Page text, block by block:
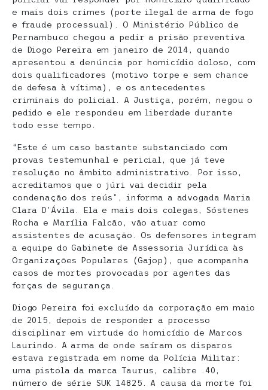
e mais dois crimes (porte ilegal de arma de fogo
e fraude processual). O Ministério Público de
Pernambuco chegou a pedir a prisão preventiva
de Diogo Pereira em janeiro de 2014, quando
apresentou a denúncia por homicídio doloso, com
dois qualificadores (motivo torpe e sem chance
de defesa à vítima), e os antecedentes
criminais do policial. A Justiça, porém, negou o
pedido e ele respondeu em liberdade durante
todo esse tempo.
“Este é um caso bastante substanciado com
provas testemunhal e pericial, que já teve
resolução no âmbito administrativo. Por isso,
acreditamos que o júri vai decidir pela
condenação dos reús”, informa a advogada Maria
Clara D’Ávila. Ela e mais dois colegas, Sóstenes
Rocha e Marília Falcão, vão atuar como
assistentes de acusação. Os defensores integram
a equipe do Gabinete de Assessoria Jurídica às
Organizações Populares (Gajop), que acompanha
casos de mortes provocadas por agentes das
forças de segurança.
Diogo Pereira foi excluído da corporação em maio
de 2015, depois de responder a processo
disciplinar em virtude do homicídio de Marcos
Laurindo. A arma de onde saíram os disparos
estava registrada em nome da Polícia Militar:
uma pistola da marca Taurus, calibre .40,
número de série SUK 14825. A causa da morte foi